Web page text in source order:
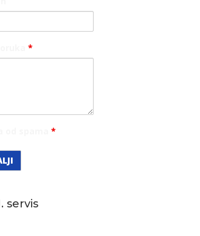
*
od spama*
servis